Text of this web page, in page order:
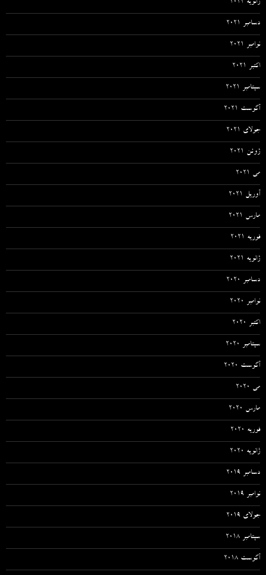
ژانویه 2022
دسامبر 2021
نوامبر 2021
اکتبر 2021
سپتامبر 2021
آگوست 2021
جولای 2021
ژوئن 2021
می 2021
آوریل 2021
مارس 2021
فوریه 2021
ژانویه 2021
دسامبر 2020
نوامبر 2020
اکتبر 2020
سپتامبر 2020
آگوست 2020
می 2020
مارس 2020
فوریه 2020
ژانویه 2020
دسامبر 2019
نوامبر 2019
جولای 2019
سپتامبر 2018
آگوست 2018